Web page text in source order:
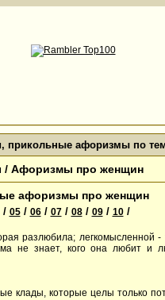
афоризмы по
Афоризмы про женщин
афоризмы про женщин
/ 05/ 06/ 07/ 08/ 09/ 10/
разлюбила; легкомысленной -
не знает, кого она любит и
клады, которые целы только